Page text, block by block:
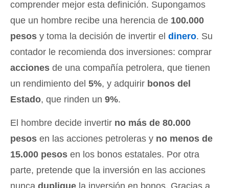
comprender mejor esta definición. Supongamos
que un hombre recibe una herencia de 100.000
pesos y toma la decisión de invertir el dinero. Su
contador le recomienda dos inversiones: comprar
acciones de una compañía petrolera, que tienen
un rendimiento del 5%, y adquirir bonos del
Estado, que rinden un 9%.
El hombre decide invertir no más de 80.000
pesos en las acciones petroleras y no menos de
15.000 pesos en los bonos estatales. Por otra
parte, pretende que la inversión en las acciones
nunca duplique la inversión en bonos. Gracias a